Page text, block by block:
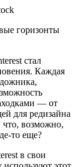
горизонты
стал
Каждая
— от
для редизайна
что, возможно,
то еще?
в свои